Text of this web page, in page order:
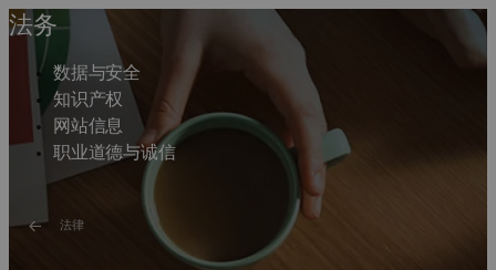
法务
数据与安全
知识产权
网站信息
职业道德与诚信
法律